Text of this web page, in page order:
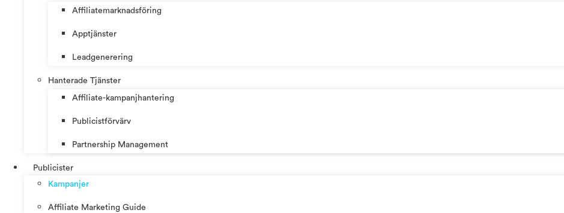
Affiliatemarknadsföring
Apptjänster
Leadgenerering
Hanterade Tjänster
Affiliate-kampanjhantering
Publicistförvärv
Partnership Management
Publicister
Kampanjer
Affiliate Marketing Guide